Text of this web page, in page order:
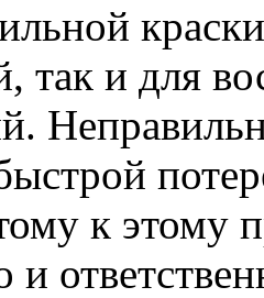
так и для
к этому
и